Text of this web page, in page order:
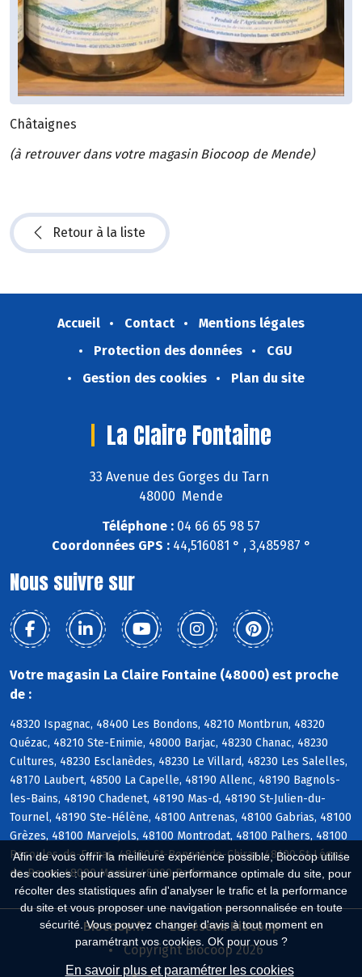
Afin de vous offrir la meilleure expérience possible, Biocoop utilise
des cookies : pour assurer une performance optimale du site, pour
récolter des statistiques afin d'analyser le trafic et la performance
du site et vous proposer une navigation personnalisée en toute
sécurité. Vous pouvez changer d'avis à tout moment en
paramétrant vos cookies. OK pour vous ?
En savoir plus et paramétrer les cookies
Châtaignes
(à retrouver dans votre magasin Biocoop de Mende)
Retour à la liste
Accueil Contact
Mentions légales
Protection des données
CGU
Gestion des cookies
Plan du site
La Claire Fontaine
33 Avenue des Gorges du Tarn
48000 Mende
Téléphone : 04 66 65 98 57
Coordonnées GPS :44,516081 ° , 3,485987 °
Nous suivre sur
Votre magasin La Claire Fontaine (48000) est proche
de :
48320 Ispagnac, 48400 Les Bondons, 48210 Montbrun, 48320
Quézac, 48210 Ste-Enimie, 48000 Barjac, 48230 Chanac, 48230
Cultures, 48230 Esclanèdes, 48230 Le Villard, 48230 Les Salelles,
48170 Laubert, 48500 La Capelle, 48190 Allenc, 48190 Bagnols-
les-Bains, 48190 Chadenet, 48190 Mas-d, 48190 St-Julien-du-
Tournel, 48190 Ste-Hélène, 48100 Antrenas, 48100 Gabrias, 48100
Grèzes, 48100 Marvejols, 48100 Montrodat, 48100 Palhers, 48100
Recoules-de-Fumas, 48100 St-Bonnet-de-Chirac, 48100 St-Léger-
de-Peyre, 48000 Mende, 48000 Badaroux
Biocoop.fr
Le réseau Biocoop
Copyright Biocoop 2026